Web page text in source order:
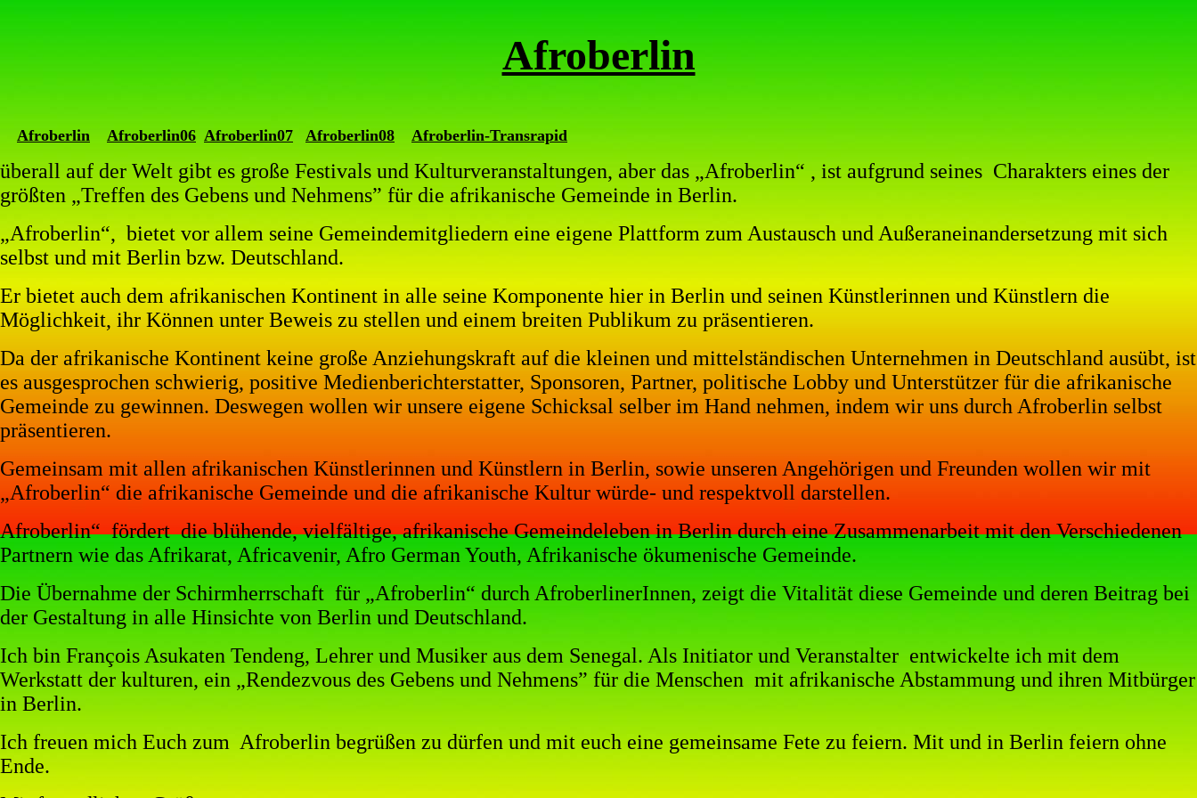
Afroberlin
Afroberlin Afroberlin06 Afroberlin07 Afroberlin08 Afroberlin-Transrapid
überall auf der Welt gibt es große Festivals und Kulturveranstaltungen, aber das „Afroberlin“ , ist aufgrund seines Charakters eines der
größten „Treffen des Gebens und Nehmens” für die afrikanische Gemeinde in Berlin.
„Afroberlin“, bietet vor allem seine Gemeindemitgliedern eine eigene Plattform zum Austausch und Außeraneinandersetzung mit sich
selbst und mit Berlin bzw. Deutschland.
Er bietet auch dem afrikanischen Kontinent in alle seine Komponente hier in Berlin und seinen Künstlerinnen und Künstlern die
Möglichkeit, ihr Können unter Beweis zu stellen und einem breiten Publikum zu präsentieren.
Da der afrikanische Kontinent keine große Anziehungskraft auf die kleinen und mittelständischen Unternehmen in Deutschland ausübt, ist
es ausgesprochen schwierig, positive Medienberichterstatter, Sponsoren, Partner, politische Lobby und Unterstützer für die afrikanische
Gemeinde zu gewinnen. Deswegen wollen wir unsere eigene Schicksal selber im Hand nehmen, indem wir uns durch Afroberlin selbst
präsentieren.
Gemeinsam mit allen afrikanischen Künstlerinnen und Künstlern in Berlin, sowie unseren Angehörigen und Freunden wollen wir mit
„Afroberlin“ die afrikanische Gemeinde und die afrikanische Kultur würde- und respektvoll darstellen.
Afroberlin“ fördert die blühende, vielfältige, afrikanische Gemeindeleben in Berlin durch eine Zusammenarbeit mit den Verschiedenen
Partnern wie das Afrikarat, Africavenir, Afro German Youth, Afrikanische ökumenische Gemeinde.
Die Übernahme der Schirmherrschaft für „Afroberlin“ durch AfroberlinerInnen, zeigt die Vitalität diese Gemeinde und deren Beitrag bei
der Gestaltung in alle Hinsichte von Berlin und Deutschland.
Ich bin François Asukaten Tendeng, Lehrer und Musiker aus dem Senegal. Als Initiator und Veranstalter entwickelte ich mit dem
Werkstatt der kulturen, ein „Rendezvous des Gebens und Nehmens” für die Menschen mit afrikanische Abstammung und ihren Mitbürger
in Berlin.
Ich freuen mich Euch zum Afroberlin begrüßen zu dürfen und mit euch eine gemeinsame Fete zu feiern. Mit und in Berlin feiern ohne
Ende.